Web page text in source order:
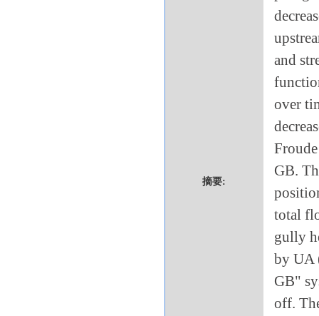
摘要:
and
over
GB.
total
gully
by UA
GB"
off.